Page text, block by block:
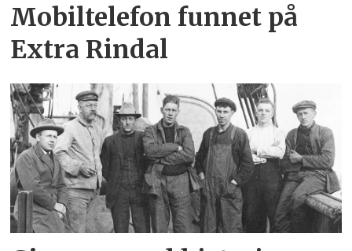
Mobiltelefon funnet på
Extra Rindal